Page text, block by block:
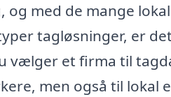
med de mange
tagløsninger, er
vælger et firma til
men også til lokal